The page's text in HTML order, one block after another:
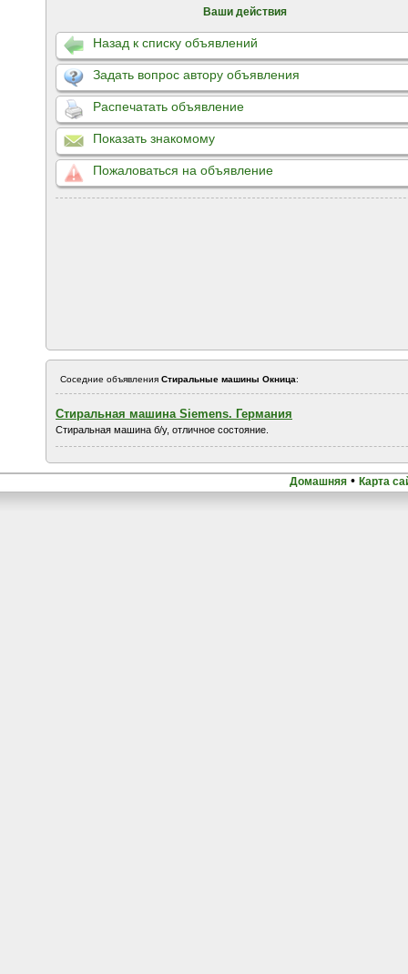
Ваши действия
Назад к списку объявлений
Задать вопрос автору объявления
Распечатать объявление
Показать знакомому
Пожаловаться на объявление
Соседние объявления Стиральные машины Окница:
Стиральная машина Siemens. Германия
Стиральная машина б/у, отличное состояние.
Домашняя • Карта